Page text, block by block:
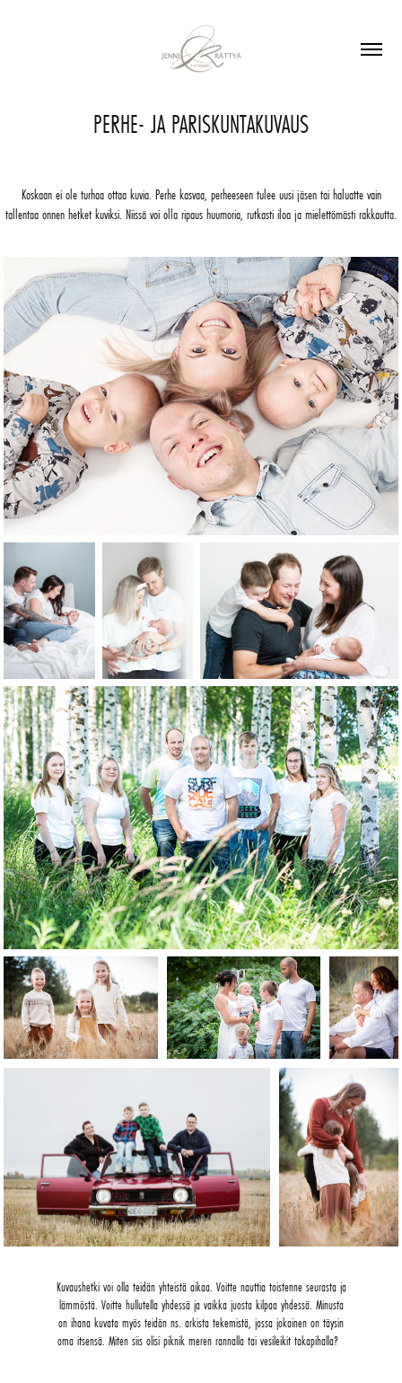
PERHE- JA PARISKUNTAKUVAUS
Koskaan ei ole turhaa ottaa kuvia. Perhe kasvaa, perheeseen tulee uusi jäsen tai haluatte vain
tallentaa onnen hetket kuviksi. Niissä voi olla ripaus huumoria, rutkasti iloa ja mielettömästi rakkautta.
Kuvaushetki voi olla teidän yhteistä aikaa. Voitte nauttia toistenne seurasta ja
lämmöstä. Voitte hullutella yhdessä ja vaikka juosta kilpaa yhdessä. Minusta
on ihana kuvata myös teidän ns. arkista tekemistä, jossa jokainen on täysin
oma itsensä. Miten siis olisi piknik meren rannalla tai vesileikit takapihalla?